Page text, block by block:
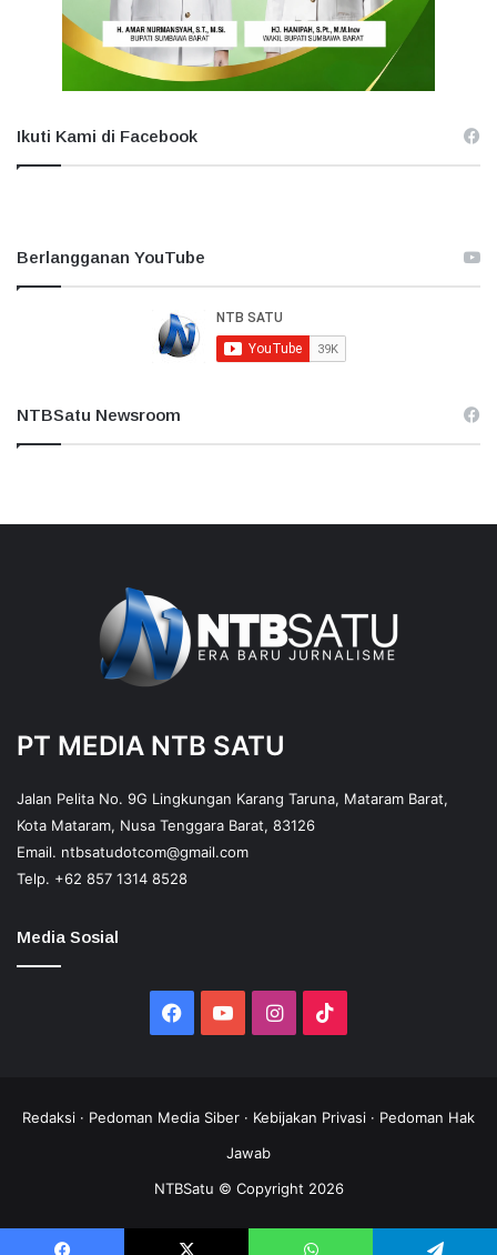
Ikuti Kami di Facebook
Berlangganan YouTube
NTBSatu Newsroom
PT MEDIA NTB SATU
Jalan Pelita No. 9G Lingkungan Karang Taruna, Mataram Barat,
Kota Mataram, Nusa Tenggara Barat, 83126
Email. ntbsatudotcom@gmail.com
Telp. +62 857 1314 8528
Media Sosial
Facebook
YouTubeInstagram
Redaksi · Pedoman Media Siber · Kebijakan Privasi · Pedoman Hak
Jawab
NTBSatu © Copyright 2026